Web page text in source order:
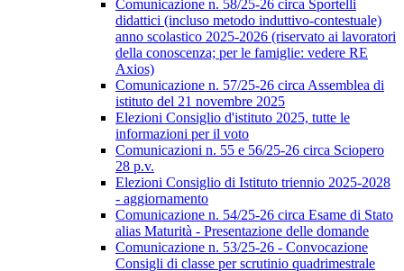
Comunicazione n. 58/25-26 circa Sportelli
didattici (incluso metodo induttivo-contestuale)
anno scolastico 2025-2026 (riservato ai lavoratori
della conoscenza; per le famiglie: vedere RE
Axios)
Comunicazione n. 57/25-26 circa Assemblea di
istituto del 21 novembre 2025
Elezioni Consiglio d'istituto 2025, tutte le
informazioni per il voto
Comunicazioni n. 55 e 56/25-26 circa Sciopero
28 p.v.
Elezioni Consiglio di Istituto triennio 2025-2028
- aggiornamento
Comunicazione n. 54/25-26 circa Esame di Stato
alias Maturità - Presentazione delle domande
Comunicazione n. 53/25-26 - Convocazione
Consigli di classe per scrutinio quadrimestrale